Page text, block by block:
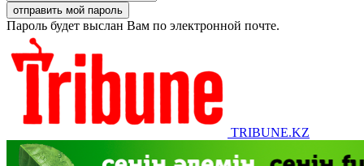
Пароль будет выслан Вам по электронной почте.
TRIBUNE.KZ